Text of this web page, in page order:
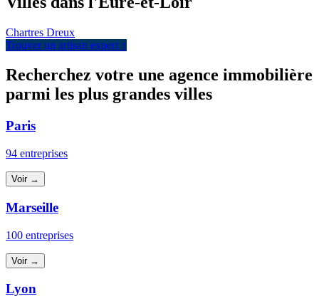
Chartres Dreux
Trouver un artisan expert ↑
Recherchez votre une agence immobilière
parmi les plus grandes villes
Paris
94 entreprises
Voir →
Marseille
100 entreprises
Voir →
Lyon